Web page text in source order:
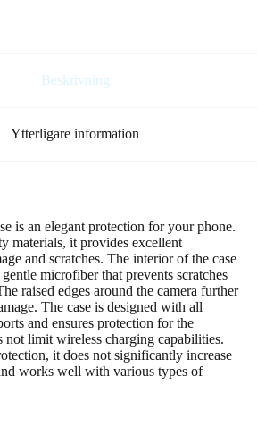
Beskrivning
Ytterligare information
is an elegant protection for your phone.
materials, it provides excellent
and scratches. The interior of the case
microfiber that prevents scratches
raised edges around the camera further
The case is designed with all
and ensures protection for the
not limit wireless charging capabilities.
it does not significantly increase
works well with various types of